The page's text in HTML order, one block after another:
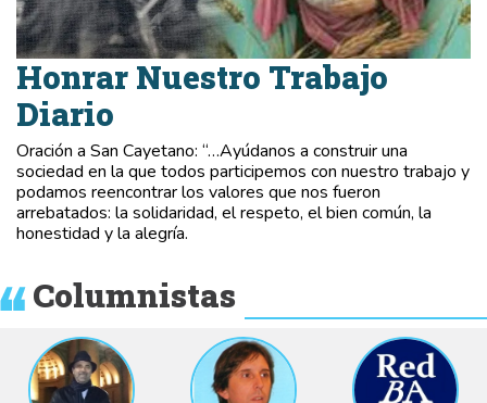
Honrar Nuestro Trabajo
Diario
Oración a San Cayetano: “…Ayúdanos a construir una
sociedad en la que todos participemos con nuestro trabajo y
podamos reencontrar los valores que nos fueron
arrebatados: la solidaridad, el respeto, el bien común, la
honestidad y la alegría.
Columnistas